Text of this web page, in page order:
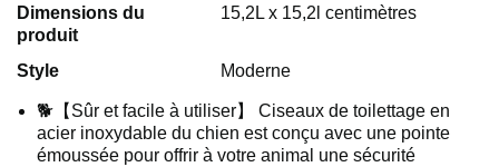
Dimensions du
produit
15,2L x 15,2l centimètres
Style Moderne
🐕【Sûr et facile à utiliser】 Ciseaux de toilettage en
acier inoxydable du chien est conçu avec une pointe
émoussée pour offrir à votre animal une sécurité